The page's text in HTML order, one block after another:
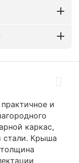
и
каркас,
стали. Крыша